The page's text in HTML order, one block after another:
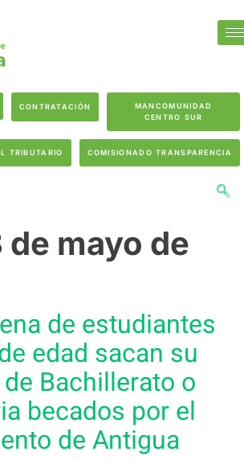
CONTRATACIÓN
MANCOMUNIDAD
CENTRO SUR
TRIBUTARIO COMISIONADO TRANSPARENCIA
de mayo de
de estudiantes
edad sacan su
Bachillerato o
becados por el
de Antigua